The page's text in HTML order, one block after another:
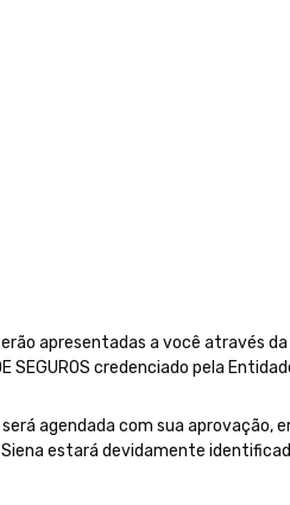
apresentadas a você através
SEGUROS credenciado pela
agendada com sua aprovação,
estará devidamente